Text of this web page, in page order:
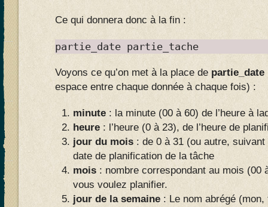
Ce qui donnera donc à la fin :
partie_date partie_tache
Voyons ce qu’on met à la place de partie_date
espace entre chaque donnée à chaque fois) :
minute : la minute (00 à 60) de l’heure à
heure : l’heure (0 à 23), de l’heure de
jour du mois : de 0 à 31 (ou autre,
date de planification de la tâche
mois : nombre correspondant au mois (00
vous voulez planifier.
jour de la semaine : Le nom abrégé